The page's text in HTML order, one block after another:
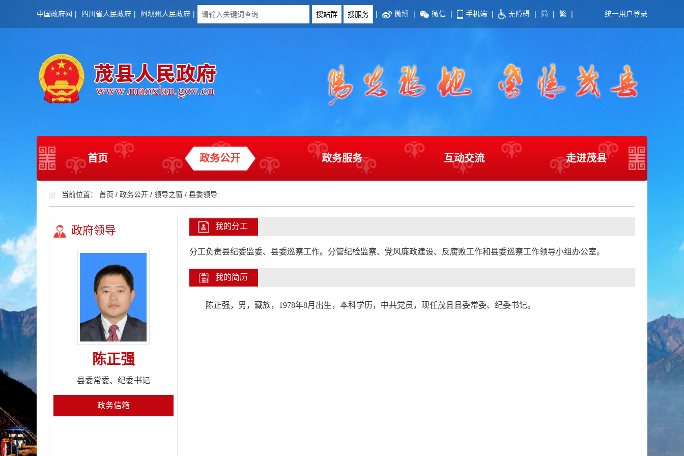
中国政府网 | 四川省人民政府 | 阿坝州人民政府 | | 微博 | 微信 | 手机端 | 无障碍 | 简 | 繁 | 统一用户登录
首页 政务公开 政务服务 互动交流 走进茂县
当前位置： 首页 / 政务公开 / 领导之窗 / 县委领导
政府领导
陈正强
县委常委、纪委书记
政务信箱
我的分工
分工负责县纪委监委、县委巡察工作。分管纪检监察、党风廉政建设、反腐败工作和县委巡察工作领导小组办公室。
我的简历
陈正强，男，藏族，1978年8月出生，本科学历， 中共党员，现任茂县县委常委、纪委书记。